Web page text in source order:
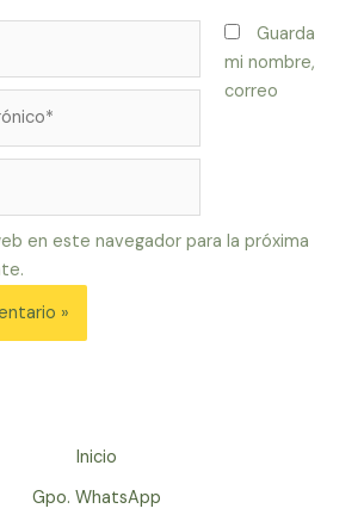
Guarda
mi nombre,
correo
en este navegador para la próxima
Inicio
Gpo. WhatsApp